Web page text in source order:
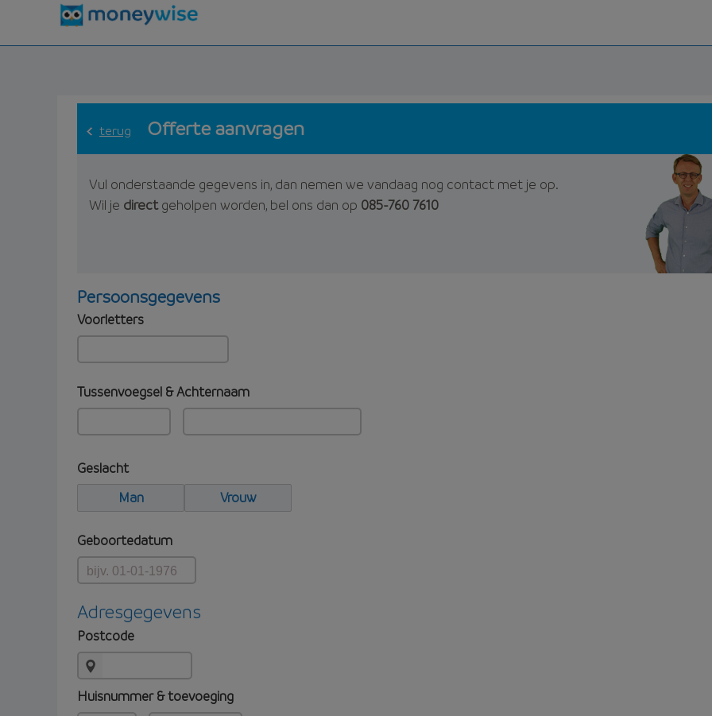
terug Offerte aanvragen
Vul onderstaande gegevens in, dan nemen we vandaag nog contact met je op.
Wil je directgeholpen worden, bel ons dan op 085-760 7610
Persoonsgegevens
Voorletters
Tussenvoegsel & Achternaam
Geslacht
Man
Vrouw
Geboortedatum
Adresgegevens
Postcode
Huisnummer & toevoeging